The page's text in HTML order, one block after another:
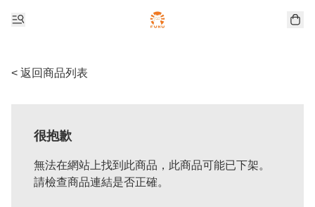
< 返回商品列表
很抱歉
無法在網站上找到此商品，此商品可能已下架。
請檢查商品連結是否正確。